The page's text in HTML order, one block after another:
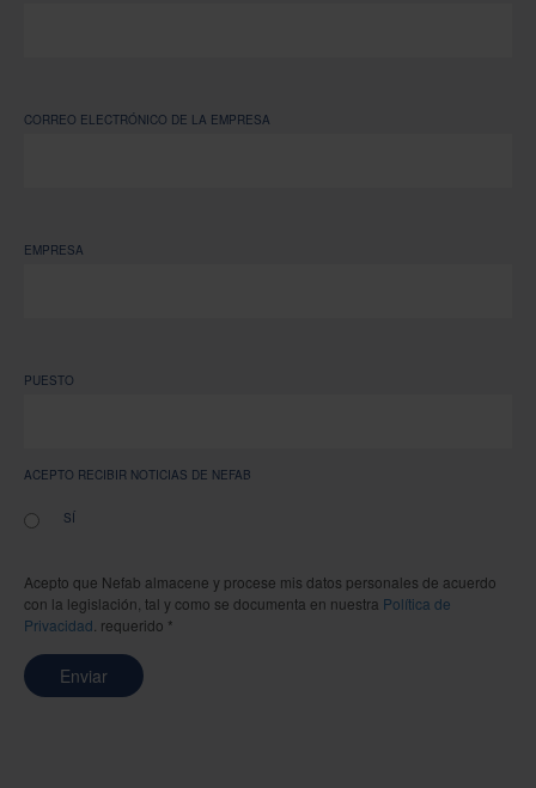
CORREO ELECTRÓNICO DE LA EMPRESA
EMPRESA
PUESTO
ACEPTO RECIBIR NOTICIAS DE NEFAB
SÍ
Acepto que Nefab almacene y procese mis datos personales de acuerdo
con la legislación, tal y como se documenta en nuestra Política de
Privacidad . requerido *
Enviar